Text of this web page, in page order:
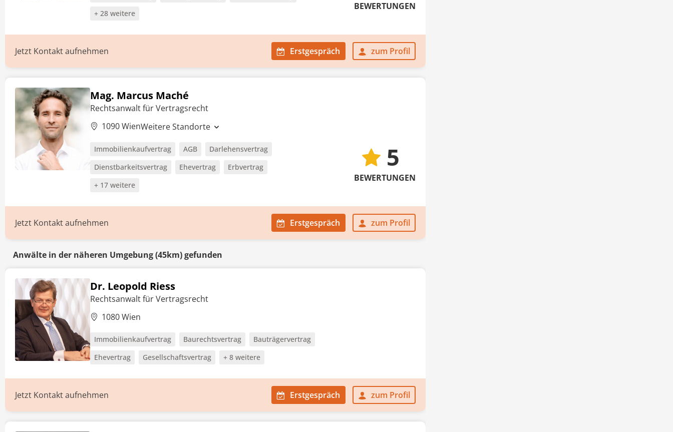
+ 28 weitere
BEWERTUNGEN
Jetzt Kontakt aufnehmen Erstgespräch zum Profil
Mag. Marcus Maché
Rechtsanwalt für Vertragsrecht
1090 WienWeitere Standorte
Immobilienkaufvertrag AGB
Darlehensvertrag
Dienstbarkeitsvertrag
Ehevertrag
Erbvertrag
+ 17 weitere
5
BEWERTUNGEN
Jetzt Kontakt aufnehmen Erstgespräch zum Profil
Anwälte in der näheren Umgebung (45km) gefunden
Dr. Leopold Riess
Rechtsanwalt für Vertragsrecht
1080 Wien
Immobilienkaufvertrag Baurechtsvertrag
Bauträgervertrag
Ehevertrag
Gesellschaftsvertrag + 8 weitere
Jetzt Kontakt aufnehmen Erstgespräch zum Profil